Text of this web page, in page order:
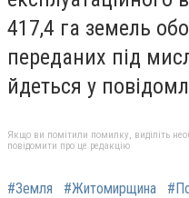
417,4 га земель
переданих під
йдеться у
Якщо ви помітили помилку, виділіть
повідомити про це редакцію
#Земля #Житомирщина